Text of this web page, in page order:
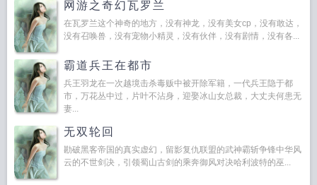
网游之奇幻瓦罗兰
在瓦罗兰这个神奇的地方，没有神龙，没有美女cp，没有敢达，
没有召唤兽，没有宠物小精灵，没有伙伴，没有剧情，没有各...
霸道兵王在都市
兵王羽龙在一次越境击杀毒贩中被开除军籍，一代兵王隐于都
市，万花丛中过，片叶不沾身，迎娶冰山女总裁，大丈夫何患无
妻...
无双轮回
勘破黑客帝国的真实虚幻，留影复仇联盟的武神霸斩争锋中华风
云的不世剑决，引领蜀山古剑的乘奔御风对决哈利波特的巫...